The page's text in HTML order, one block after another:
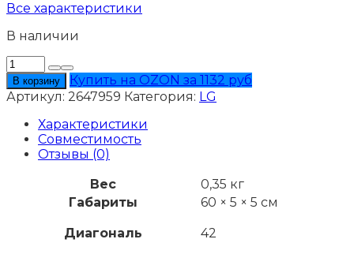
Все характеристики
В наличии
Количество
товара
Подсветка
LG
42LB550B
В корзину
Купить на OZON за 1132 руб
Артикул: 2647959 Категория: LG
Характеристики
Совместимость
Отзывы (0)
Вес
0,35 кг
Габариты
60 × 5 × 5 см
Диагональ 42